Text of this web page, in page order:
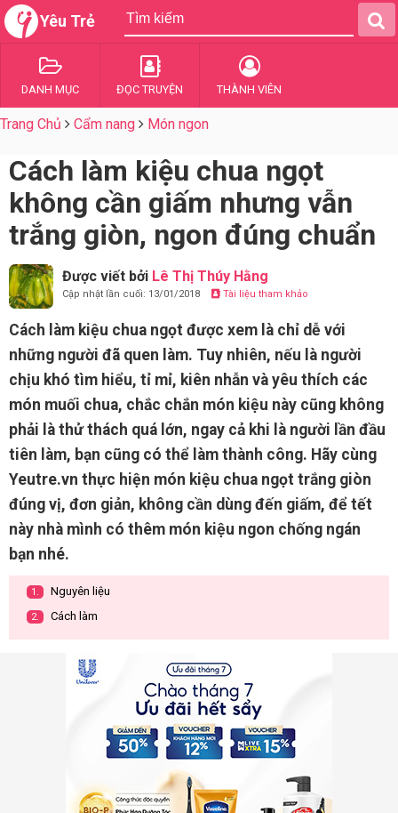
Yêu Trẻ
DANH MỤC ĐỌC TRUYỆN THÀNH VIÊN
Trang Chủ Cẩm nang Món ngon
Cách làm kiệu chua ngọt
không cần giấm nhưng vẫn
trắng giòn, ngon đúng chuẩn
Được viết bởi Lê Thị Thúy Hằng
Cập nhật lần cuối: 13/01/2018 Tài liệu tham khảo
Cách làm kiệu chua ngọt được xem là chỉ dễ với
những người đã quen làm. Tuy nhiên, nếu là người
chịu khó tìm hiểu, tỉ mỉ, kiên nhẫn và yêu thích các
món muối chua, chắc chắn món kiệu này cũng không
phải là thử thách quá lớn, ngay cả khi là người lần đầu
tiên làm, bạn cũng có thể làm thành công. Hãy cùng
Yeutre.vn thực hiện món kiệu chua ngọt trắng giòn
đúng vị, đơn giản, không cần dùng đến giấm, để tết
này nhà mình có thêm món kiệu ngon chống ngán
bạn nhé.
1. Nguyên liệu
2. Cách làm